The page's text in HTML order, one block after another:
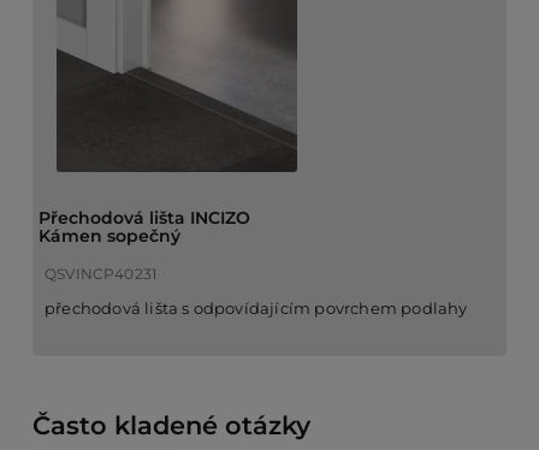
Přechodová lišta INCIZO
Kámen sopečný
QSVINCP40231
přechodová lišta s odpovídajícím povrchem podlahy
Často kladené otázky